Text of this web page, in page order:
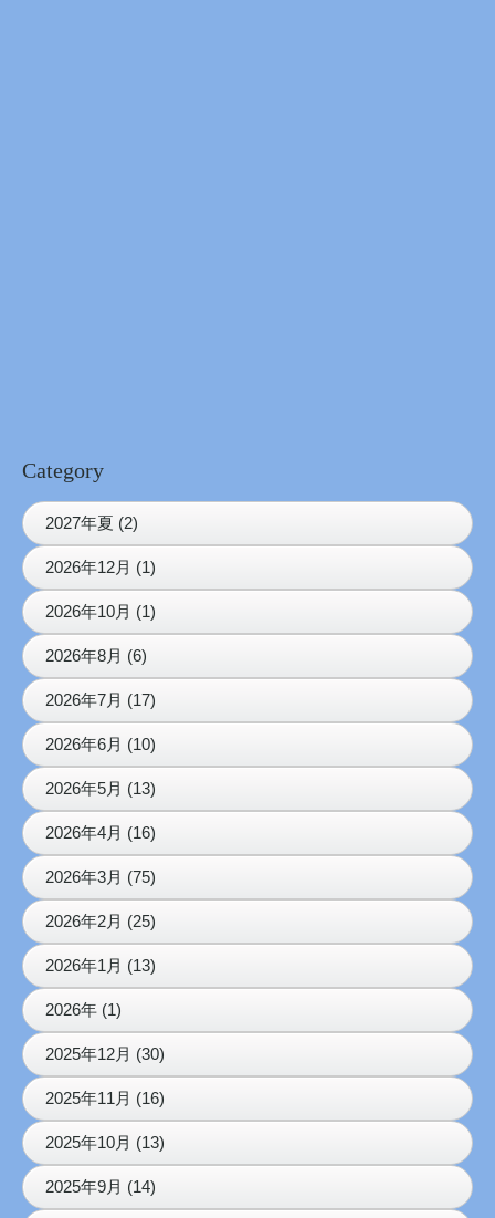
Category
2027年夏 (2)
2026年12月 (1)
2026年10月 (1)
2026年8月 (6)
2026年7月 (17)
2026年6月 (10)
2026年5月 (13)
2026年4月 (16)
2026年3月 (75)
2026年2月 (25)
2026年1月 (13)
2026年 (1)
2025年12月 (30)
2025年11月 (16)
2025年10月 (13)
2025年9月 (14)